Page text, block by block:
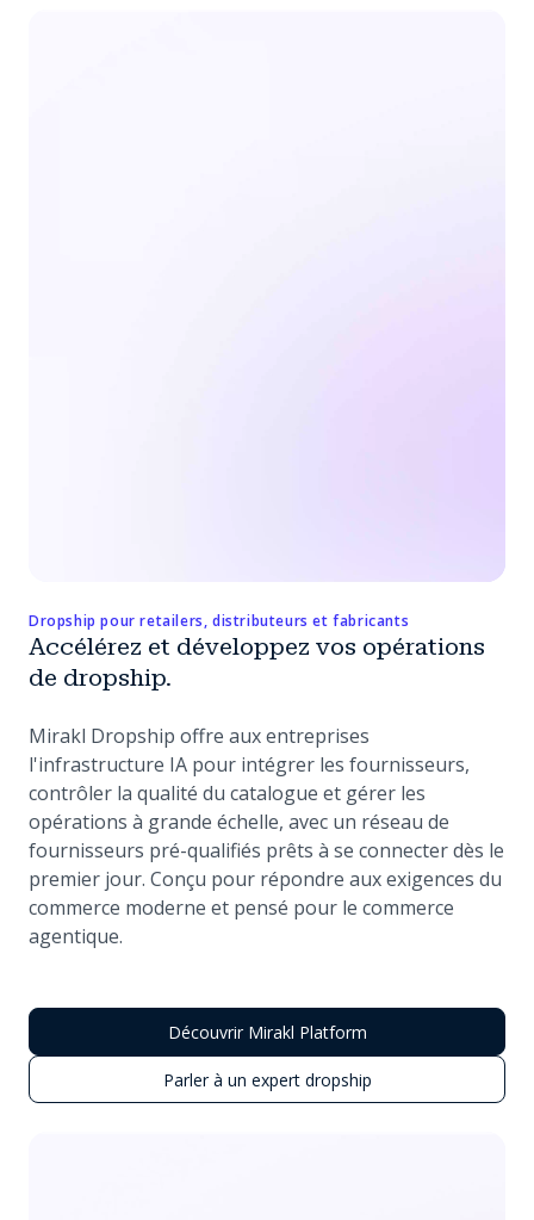
Dropship pour retailers, distributeurs et fabricants
Accélérez et développez vos opérations
de dropship.
Mirakl Dropship offre aux entreprises
l'infrastructure IA pour intégrer les fournisseurs,
contrôler la qualité du catalogue et gérer les
opérations à grande échelle, avec un réseau de
fournisseurs pré-qualifiés prêts à se connecter dès le
premier jour. Conçu pour répondre aux exigences du
commerce moderne et pensé pour le commerce
agentique.
Découvrir Mirakl Platform
Parler à un expert dropship